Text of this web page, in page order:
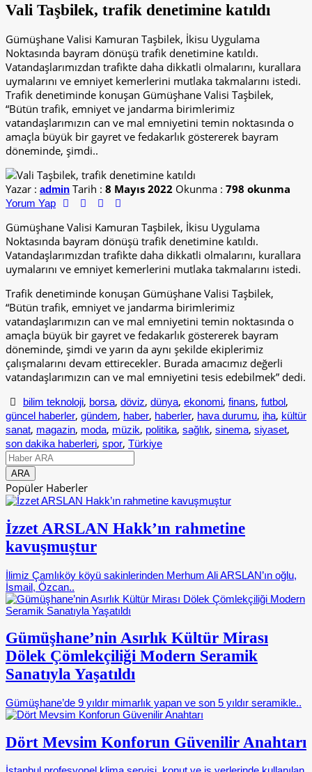
Vali Taşbilek, trafik denetimine katıldı
Gümüşhane Valisi Kamuran Taşbilek, İkisu Uygulama
Noktasında bayram dönüşü trafik denetimine katıldı.
Vatandaşlarımızdan trafikte daha dikkatli olmalarını, kurallara
uymalarını ve emniyet kemerlerini mutlaka takmalarını istedi.
Trafik denetiminde konuşan Gümüşhane Valisi Taşbilek,
“Bütün trafik, emniyet ve jandarma birimlerimiz
vatandaşlarımızın can ve mal emniyetini temin noktasında o
amaçla büyük bir gayret ve fedakarlık göstererek bayram
döneminde, şimdi..
Yazar : admin Tarih : 8 Mayıs 2022 Okunma : 798 okunma
Yorum Yap
Gümüşhane Valisi Kamuran Taşbilek, İkisu Uygulama
Noktasında bayram dönüşü trafik denetimine katıldı.
Vatandaşlarımızdan trafikte daha dikkatli olmalarını, kurallara
uymalarını ve emniyet kemerlerini mutlaka takmalarını istedi.
Trafik denetiminde konuşan Gümüşhane Valisi Taşbilek,
“Bütün trafik, emniyet ve jandarma birimlerimiz
vatandaşlarımızın can ve mal emniyetini temin noktasında o
amaçla büyük bir gayret ve fedakarlık göstererek bayram
döneminde, şimdi ve yarın da aynı şekilde ekiplerimiz
çalışmalarını devam ettirecekler. Burada amacımız değerli
vatandaşlarımızın can ve mal emniyetini tesis edebilmek” dedi.
bilim teknoloji, borsa, döviz, dünya, ekonomi, finans, futbol,
güncel haberler, gündem, haber, haberler, hava durumu, iha, kültür
sanat, magazin, moda, müzik, politika, sağlık, sinema, siyaset,
son dakika haberleri, spor, Türkiye
Popüler Haberler
İzzet ARSLAN Hakk’ın rahmetine
kavuşmuştur
İlimiz Çamlıköy köyü sakinlerinden Merhum Ali ARSLAN’ın oğlu,
İsmail, Özcan..
Gümüşhane’nin Asırlık Kültür Mirası
Dölek Çömlekçiliği Modern Seramik
Sanatıyla Yaşatıldı
Gümüşhane’de 9 yıldır mimarlık yapan ve son 5 yıldır seramikle..
Dört Mevsim Konforun Güvenilir Anahtarı